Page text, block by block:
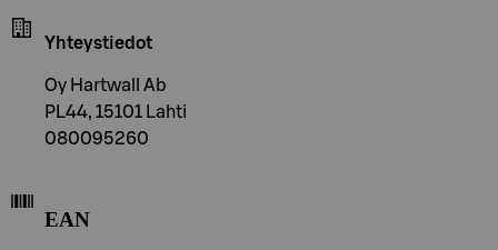
Yhteystiedot
Oy Hartwall Ab
PL44, 15101 Lahti
080095260
EAN